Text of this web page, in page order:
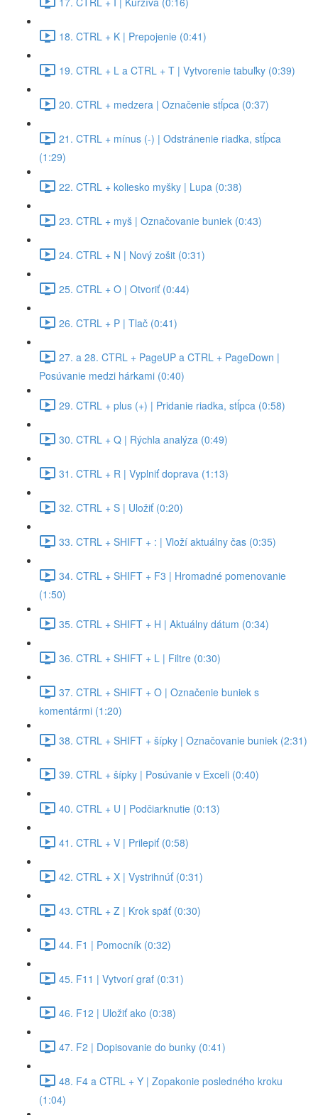
18. CTRL + K | Prepojenie (0:41)
19. CTRL + L a CTRL + T | Vytvorenie tabuľky (0:39)
20. CTRL + medzera | Označenie stĺpca (0:37)
21. CTRL + mínus (-) | Odstránenie riadka, stĺpca
(1:29)
22. CTRL + koliesko myšky | Lupa (0:38)
23. CTRL + myš | Označovanie buniek (0:43)
24. CTRL + N | Nový zošit (0:31)
25. CTRL + O | Otvoriť (0:44)
26. CTRL + P | Tlač (0:41)
27. a 28. CTRL + PageUP a CTRL + PageDown |
Posúvanie medzi hárkami (0:40)
29. CTRL + plus (+) | Pridanie riadka, stĺpca (0:58)
30. CTRL + Q | Rýchla analýza (0:49)
31. CTRL + R | Vyplniť doprava (1:13)
32. CTRL + S | Uložiť (0:20)
33. CTRL + SHIFT + : | Vloží aktuálny čas (0:35)
34. CTRL + SHIFT + F3 | Hromadné pomenovanie
(1:50)
35. CTRL + SHIFT + H | Aktuálny dátum (0:34)
36. CTRL + SHIFT + L | Filtre (0:30)
37. CTRL + SHIFT + O | Označenie buniek s
komentármi (1:20)
38. CTRL + SHIFT + šípky | Označovanie buniek (2:31)
39. CTRL + šípky | Posúvanie v Exceli (0:40)
40. CTRL + U | Podčiarknutie (0:13)
41. CTRL + V | Prilepiť (0:58)
42. CTRL + X | Vystrihnúť (0:31)
43. CTRL + Z | Krok späť (0:30)
44. F1 | Pomocník (0:32)
45. F11 | Vytvorí graf (0:31)
46. F12 | Uložiť ako (0:38)
47. F2 | Dopisovanie do bunky (0:41)
48. F4 a CTRL + Y | Zopakonie posledného kroku
(1:04)